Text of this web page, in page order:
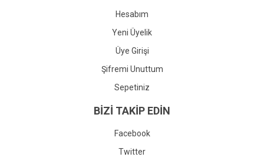
Hesabım
Yeni Üyelik
Üye Girişi
Şifremi Unuttum
Sepetiniz
BİZİ TAKİP EDİN
Facebook
Twitter